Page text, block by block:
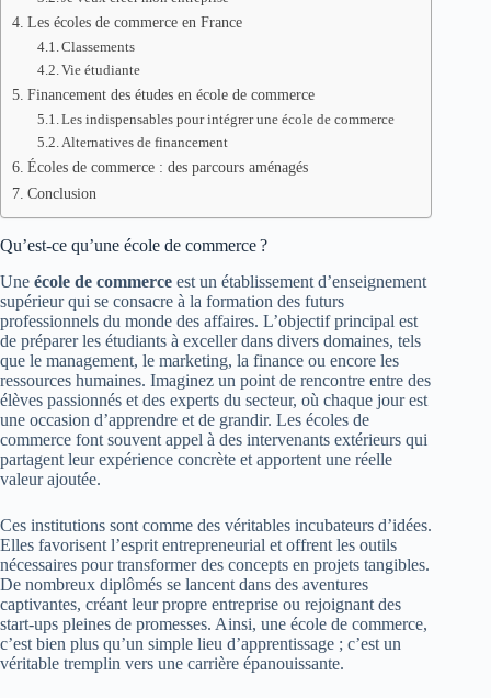
Les écoles de commerce en France
Classements
Vie étudiante
Financement des études en école de commerce
Les indispensables pour intégrer une école de commerce
Alternatives de financement
Écoles de commerce : des parcours aménagés
Conclusion
Qu’est-ce qu’une école de commerce ?
Une école de commerce est un établissement d’enseignement
supérieur qui se consacre à la formation des futurs
professionnels du monde des affaires. L’objectif principal est
de préparer les étudiants à exceller dans divers domaines, tels
que le management, le marketing, la finance ou encore les
ressources humaines. Imaginez un point de rencontre entre des
élèves passionnés et des experts du secteur, où chaque jour est
une occasion d’apprendre et de grandir. Les écoles de
commerce font souvent appel à des intervenants extérieurs qui
partagent leur expérience concrète et apportent une réelle
valeur ajoutée.
Ces institutions sont comme des véritables incubateurs d’idées.
Elles favorisent l’esprit entrepreneurial et offrent les outils
nécessaires pour transformer des concepts en projets tangibles.
De nombreux diplômés se lancent dans des aventures
captivantes, créant leur propre entreprise ou rejoignant des
start-ups pleines de promesses. Ainsi, une école de commerce,
c’est bien plus qu’un simple lieu d’apprentissage ; c’est un
véritable tremplin vers une carrière épanouissante.